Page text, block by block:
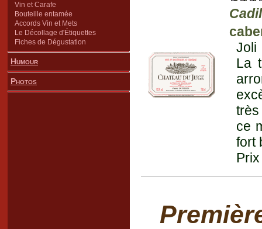
Vin et Carafe
Bouteille entamée
Accords Vin et Mets
Le Décollage d'Étiquettes
Fiches de Dégustation
Humour
Photos
Joli
La
ce
fort